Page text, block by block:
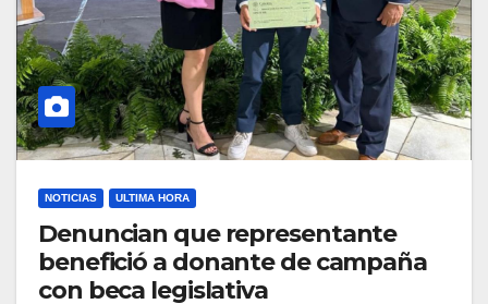
NOTICIAS ULTIMA HORA
Denuncian que representante
benefició a donante de campaña
con beca legislativa